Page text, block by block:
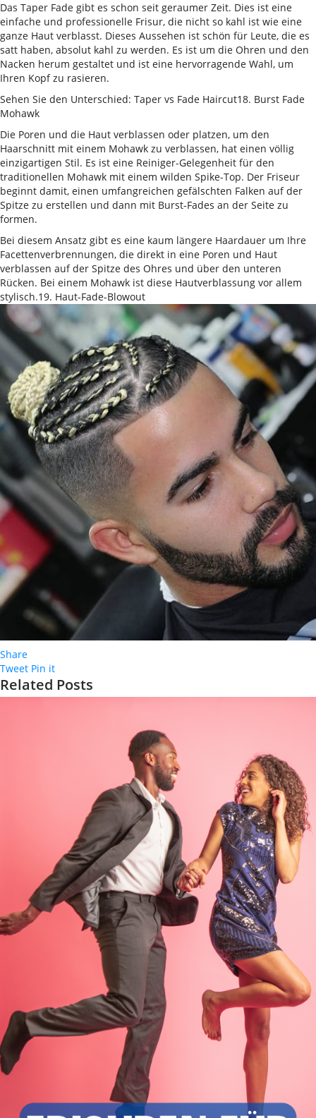
Das Taper Fade gibt es schon seit geraumer Zeit. Dies ist eine
einfache und professionelle Frisur, die nicht so kahl ist wie eine
ganze Haut verblasst. Dieses Aussehen ist schön für Leute, die es
satt haben, absolut kahl zu werden. Es ist um die Ohren und den
Nacken herum gestaltet und ist eine hervorragende Wahl, um
Ihren Kopf zu rasieren.
Sehen Sie den Unterschied: Taper vs Fade Haircut18. Burst Fade
Mohawk
Die Poren und die Haut verblassen oder platzen, um den
Haarschnitt mit einem Mohawk zu verblassen, hat einen völlig
einzigartigen Stil. Es ist eine Reiniger-Gelegenheit für den
traditionellen Mohawk mit einem wilden Spike-Top. Der Friseur
beginnt damit, einen umfangreichen gefälschten Falken auf der
Spitze zu erstellen und dann mit Burst-Fades an der Seite zu
formen.
Bei diesem Ansatz gibt es eine kaum längere Haardauer um Ihre
Facettenverbrennungen, die direkt in eine Poren und Haut
verblassen auf der Spitze des Ohres und über den unteren
Rücken. Bei einem Mohawk ist diese Hautverblassung vor allem
stylisch.19. Haut-Fade-Blowout
Share
Tweet Pin it
Related Posts